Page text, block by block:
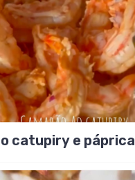
catupiry e páprica